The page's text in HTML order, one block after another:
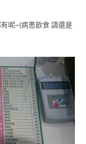
呢~(病患飲食 請還是